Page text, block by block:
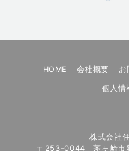
ペ
HOME 会社概要 お
個人情
株式会社
〒253-0044 茅ヶ崎市